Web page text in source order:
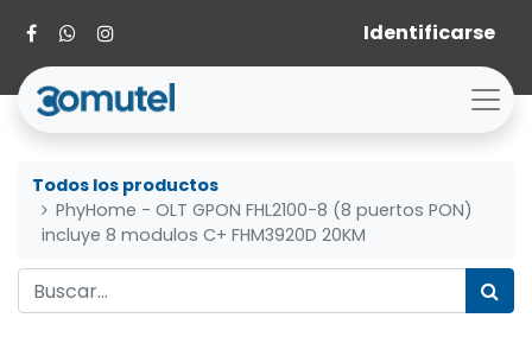
Identificarse
Todos los productos
PhyHome - OLT GPON FHL2100-8 (8 puertos PON)
incluye 8 modulos C+ FHM3920D 20KM